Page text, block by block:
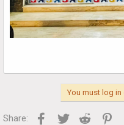
You must log in
Share: Facebook
Twitter Reddit